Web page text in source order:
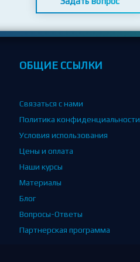
ОБЩИЕ ССЫЛКИ
Связаться с нами
Политика конфиденциальности
Условия использования
Цены и оплата
Наши курсы
Материалы
Блог
Вопросы-Ответы
Партнерская программа